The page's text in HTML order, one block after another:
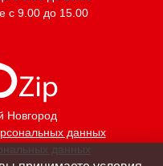
Новгород
данных
данных
с 9.00 до 15.00